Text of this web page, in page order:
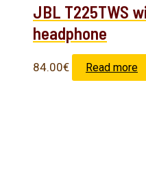
JBL T225TWS
headphone
84.00€ Read more